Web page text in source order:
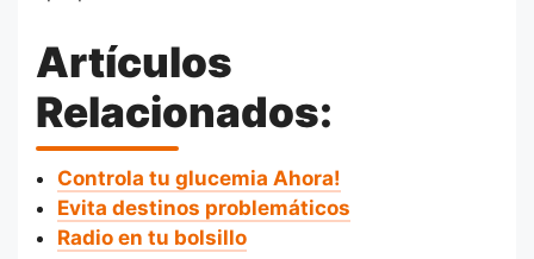
Artículos
Relacionados:
Controla tu glucemia Ahora!
Evita destinos problemáticos
Radio en tu bolsillo